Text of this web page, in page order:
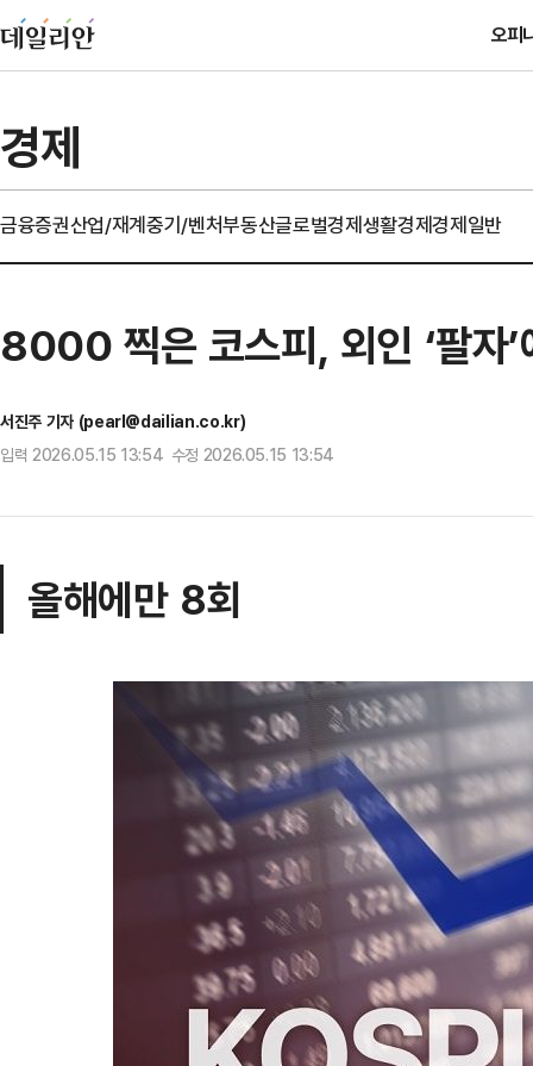
오피
경제
금융증권산업/재계중기/벤처부동산글로벌경제생활경제경제일반
8000 찍은 코스피, 외인 ‘팔자
서진주 기자 (pearl@dailian.co.kr)
입력 2026.05.15 13:54 수정 2026.05.15 13:54
올해에만 8회